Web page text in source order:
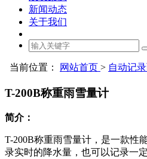
新闻动态
关于我们
当前位置： 网站首页 > 自动记
T-200B称重雨雪量计
简介：
T-200B称重雨雪量计，是一款性
录实时的降水量，也可以记录一